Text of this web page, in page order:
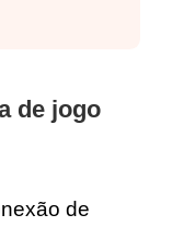
de jogo
de